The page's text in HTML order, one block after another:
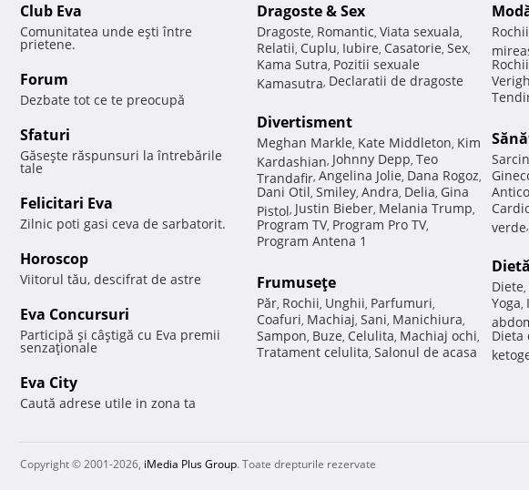
Club Eva
Comunitatea unde eşti între
prietene.
Forum
Dezbate tot ce te preocupă
Sfaturi
Găseşte răspunsuri la întrebările
tale
Felicitari Eva
Zilnic poti gasi ceva de sarbatorit.
Horoscop
Viitorul tău, descifrat de astre
Eva Concursuri
Participă şi câştigă cu Eva premii
senzaţionale
Eva City
Caută adrese utile in zona ta
Dragoste & Sex
Dragoste, Romantic, Viata sexuala,
Relatii, Cuplu, Iubire, Casatorie, Sex,
Kama Sutra, Pozitii sexuale
Kamasutra, Declaratii de dragoste
Divertisment
Meghan Markle, Kate Middleton, Kim
Kardashian, Johnny Depp, Teo
Trandafir, Angelina Jolie, Dana Rogoz,
Dani Otil, Smiley, Andra, Delia, Gina
Pistol, Justin Bieber, Melania Trump,
Program TV, Program Pro TV,
Program Antena 1
Frumuseţe
Păr, Rochii, Unghii, Parfumuri,
Coafuri, Machiaj, Sani, Manichiura,
Sampon, Buze, Celulita, Machiaj ochi,
Tratament celulita, Salonul de acasa
Rochii
verde,
Diete,
Yoga,
Dieta
Copyright © 2001-2026, iMedia Plus Group. Toate drepturile rezervate